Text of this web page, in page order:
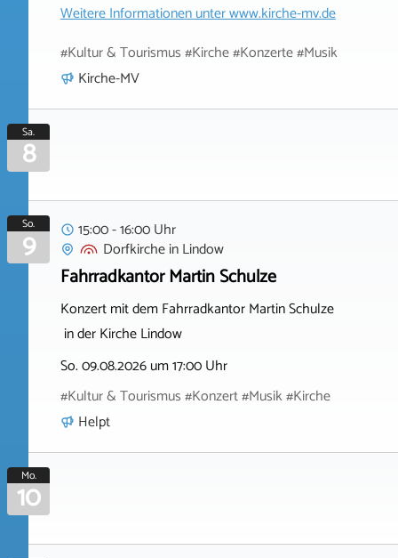
Weitere Informationen unterwww.kirche-mv.de
#Kultur & Tourismus #Kirche #Konzerte #Musik
Kirche-MV
Sa.
8
So.
9
15:00 - 16:00 Uhr
DorfkircheinLindow
Fahrradkantor Martin Schulze
Konzert mit dem Fahrradkantor Martin Schulze
in der Kirche Lindow
So. 09.08.2026 um 17:00 Uhr
#Kultur & Tourismus #Konzert #Musik #Kirche
Helpt
Mo.
10